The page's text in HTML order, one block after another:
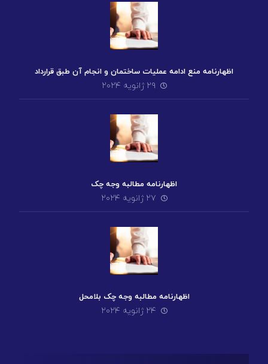
اظهارنامه منع ادامه عملیات ساختمان و انجام آن طبق قرارداد
۲۹ ژانویه ۲۰۲۴
اظهارنامه مطالبه وجه چک
۲۷ ژانویه ۲۰۲۴
اظهارنامه مطالبه وجه چک بلامحل
۲۴ ژانویه ۲۰۲۴